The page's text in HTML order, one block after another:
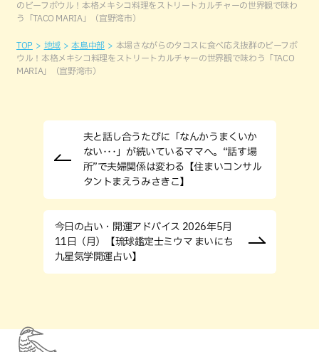
のビーフボウル！本格メキシコ料理をストリートカルチャーの世界観で味わ
う「TACO MARIA」（宜野湾市）
TOP 地域 本島中部
本場さながらのタコスに食べ応え抜群のビーフボ
ウル！本格メキシコ料理をストリートカルチャーの世界観で味わう「TACO
MARIA」（宜野湾市）
夫と話し合うたびに「なんかうまくいか
ない･･･」が続いているママへ。“話す場
所”で夫婦関係は変わる【住まいコンサル
タントまえうみさきこ】
今日の占い・開運アドバイス 2026年5月
11日（月）【琉球鑑定士ミウマ まいにち
九星気学開運占い】